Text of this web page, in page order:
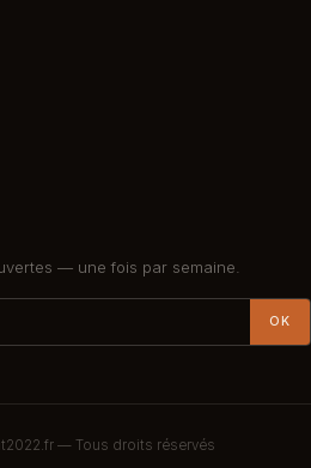
— une fois par semaine.
OK
— Tous droits réservés